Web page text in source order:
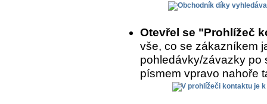
Otevřel se "Prohlížeč
vše, co se zákazníkem
pohledávky/závazky po
písmem vpravo nahoře